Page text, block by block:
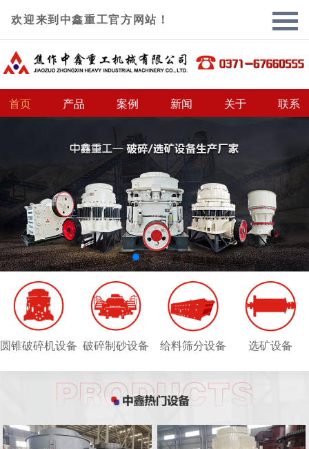
欢迎来到中鑫重工官方网站！
首页 产品 案例 新闻 关于 联系
圆锥破碎机设备 破碎制砂设备 给料筛分设备 选矿设备